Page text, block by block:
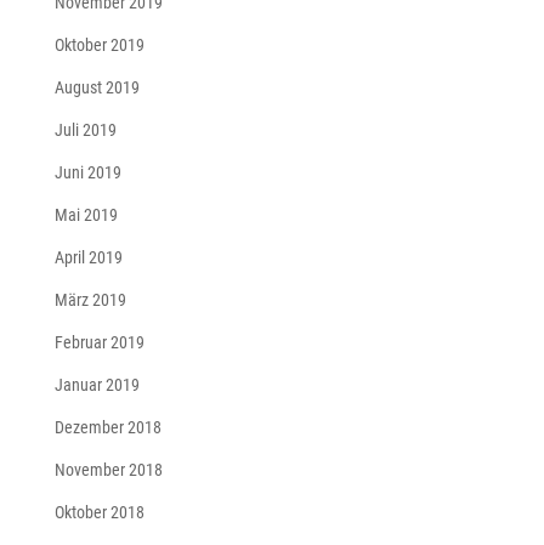
Oktober 2019
August 2019
Juli 2019
Juni 2019
Mai 2019
April 2019
März 2019
Februar 2019
Januar 2019
Dezember 2018
November 2018
Oktober 2018